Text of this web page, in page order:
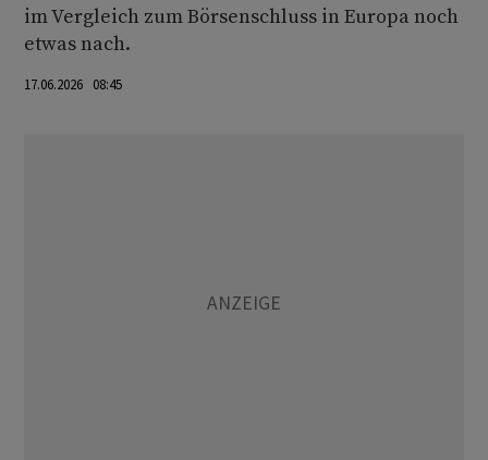
im Vergleich zum Börsenschluss in Europa noch
etwas nach.
17.06.2026 08:45